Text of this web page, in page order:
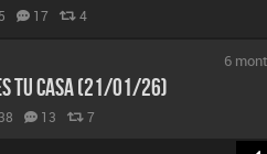
17 4
Tu Casa (21/01/26)
38 13 7
6